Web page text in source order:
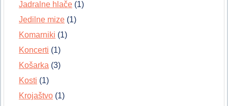
Jadralne hlače (1)
Jedilne mize (1)
Komarniki (1)
Koncerti (1)
Košarka (3)
Kosti (1)
Krojaštvo (1)